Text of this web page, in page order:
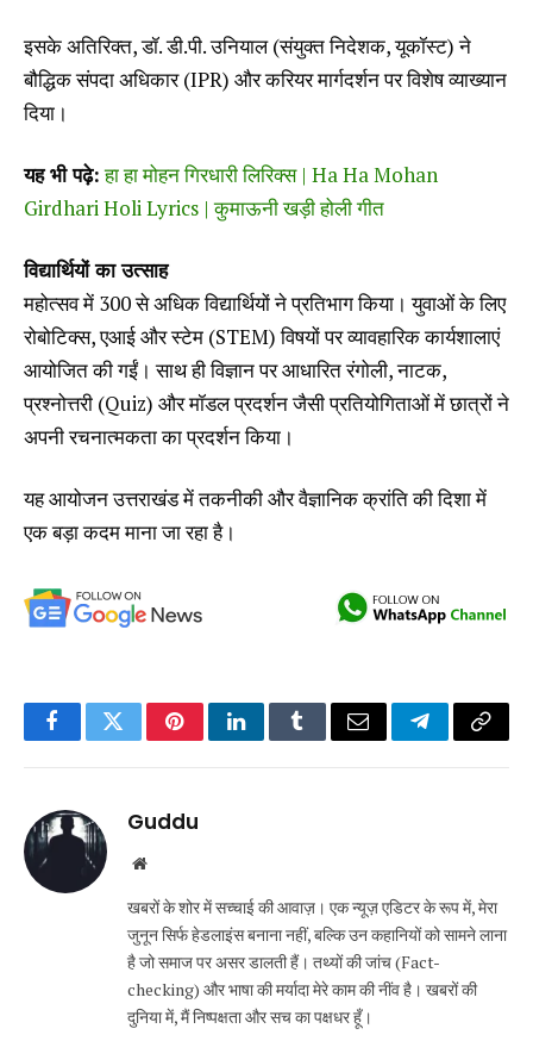
इसके अतिरिक्त, डॉ. डी.पी. उनियाल (संयुक्त निदेशक, यूकॉस्ट) ने
बौद्धिक संपदा अधिकार (IPR) और करियर मार्गदर्शन पर विशेष व्याख्यान
दिया।
यह भी पढ़े: हा हा मोहन गिरधारी लिरिक्स | Ha Ha Mohan
Girdhari Holi Lyrics | कुमाऊनी खड़ी होली गीत
विद्यार्थियों का उत्साह
महोत्सव में 300 से अधिक विद्यार्थियों ने प्रतिभाग किया। युवाओं के लिए
रोबोटिक्स, एआई और स्टेम (STEM) विषयों पर व्यावहारिक कार्यशालाएं
आयोजित की गईं। साथ ही विज्ञान पर आधारित रंगोली, नाटक,
प्रश्नोत्तरी (Quiz) और मॉडल प्रदर्शन जैसी प्रतियोगिताओं में छात्रों ने
अपनी रचनात्मकता का प्रदर्शन किया।
यह आयोजन उत्तराखंड में तकनीकी और वैज्ञानिक क्रांति की दिशा में
एक बड़ा कदम माना जा रहा है।
FacebookTwitterPinterestLinkedInTumblrEmail TelegramCopy
Guddu
Website
खबरों के शोर में सच्चाई की आवाज़। एक न्यूज़ एडिटर के रूप में, मेरा
जुनून सिर्फ हेडलाइंस बनाना नहीं, बल्कि उन कहानियों को सामने लाना
है जो समाज पर असर डालती हैं। तथ्यों की जांच (Fact-
checking) और भाषा की मर्यादा मेरे काम की नींव है। खबरों की
दुनिया में, मैं निष्पक्षता और सच का पक्षधर हूँ।